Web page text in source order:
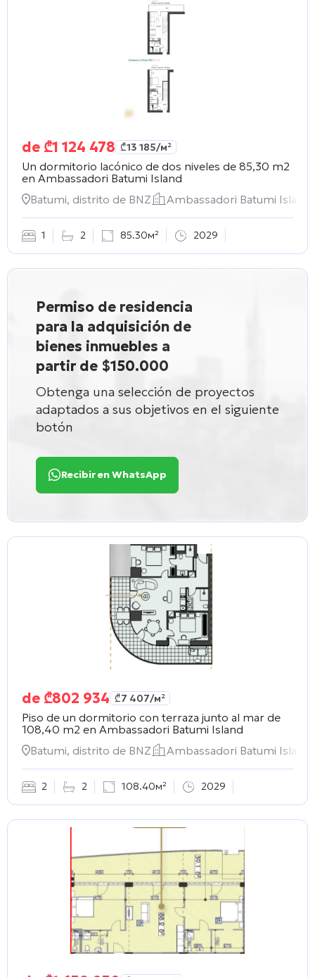
de ₾1 124 478 ₾13 185/м²
Un dormitorio lacónico de dos niveles de 85,30 m2
en Ambassadori Batumi Island
Batumi, distrito de BNZ
Ambassadori Batumi Island
1 2 85.30м² 2029
Permiso de residencia
para la adquisición de
bienes inmuebles a
partir de $150.000
Obtenga una selección de proyectos
adaptados a sus objetivos en el siguiente
botón
Recibir en WhatsApp
de ₾802 934 ₾7 407/м²
Piso de un dormitorio con terraza junto al mar de
108,40 m2 en Ambassadori Batumi Island
Batumi, distrito de BNZ
Ambassadori Batumi Island
2 2 108.40м² 2029